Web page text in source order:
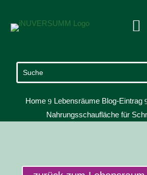

Home 9 Lebensräume Blog-Eintrag
Nahrungsschaufläche für